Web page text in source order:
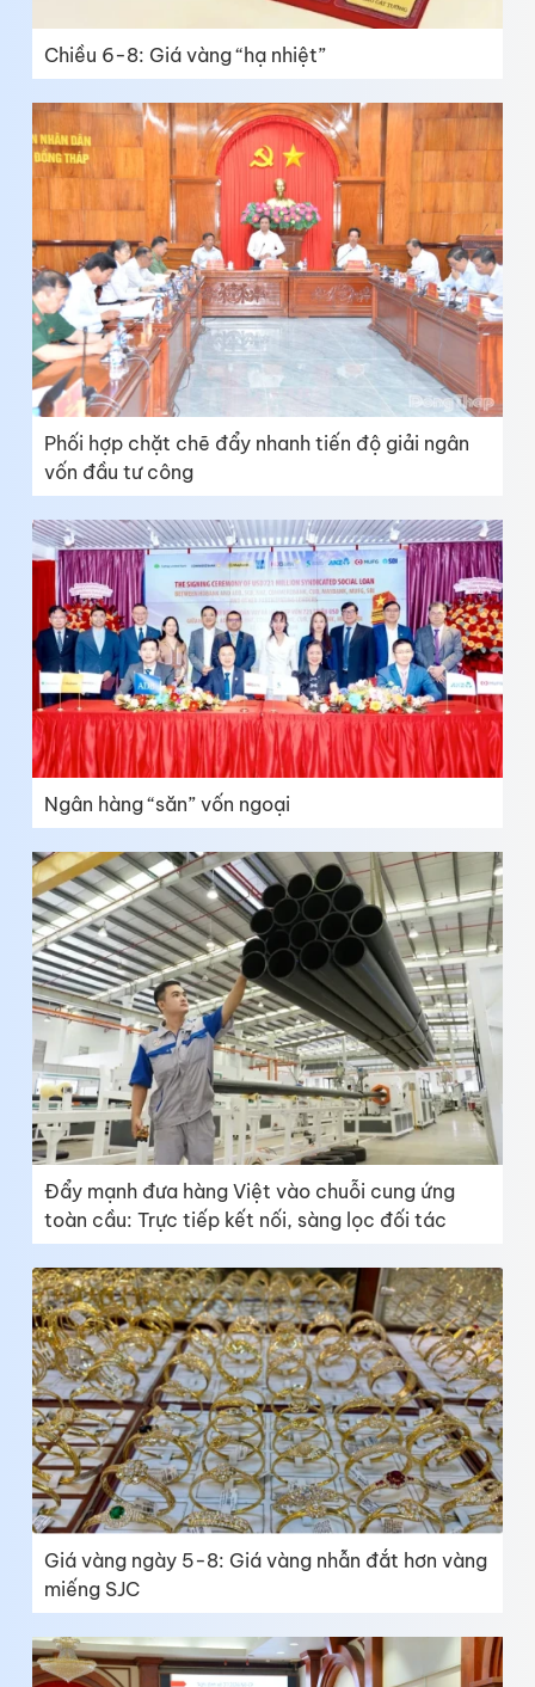
Chiều 6-8: Giá vàng “hạ nhiệt”
Phối hợp chặt chẽ đẩy nhanh tiến độ giải ngân
vốn đầu tư công
Ngân hàng “săn” vốn ngoại
Đẩy mạnh đưa hàng Việt vào chuỗi cung ứng
toàn cầu: Trực tiếp kết nối, sàng lọc đối tác
Giá vàng ngày 5-8: Giá vàng nhẫn đắt hơn vàng
miếng SJC